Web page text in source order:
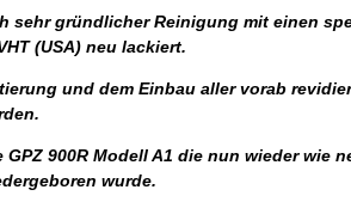
sehr gründlicher Reinigung mit einen
(USA) neu lackiert.
und dem Einbau aller vorab
900R Modell A1 die nun wieder wie
wurde.